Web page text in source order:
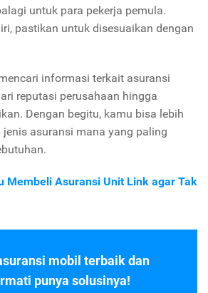
untuk para pekerja pemula.
pastikan untuk disesuaikan dengan
informasi terkait asuransi
reputasi perusahaan hingga
Dengan begitu, kamu bisa lebih
asuransi mana yang paling
Membeli Asuransi Unit Link agar Tak
mobil terbaik dan
punya solusinya!